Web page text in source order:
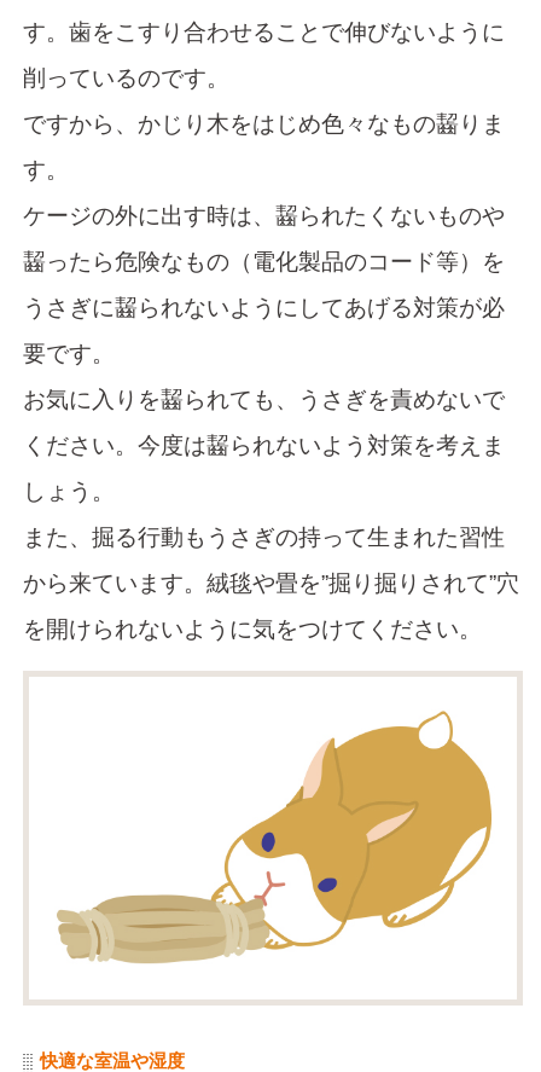
す。歯をこすり合わせることで伸びないように
削っているのです。
ですから、かじり木をはじめ色々なもの齧りま
す。
ケージの外に出す時は、齧られたくないものや
齧ったら危険なもの（電化製品のコード等）を
うさぎに齧られないようにしてあげる対策が必
要です。
お気に入りを齧られても、うさぎを責めないで
ください。今度は齧られないよう対策を考えま
しょう。
また、掘る行動もうさぎの持って生まれた習性
から来ています。絨毯や畳を”掘り掘りされて”穴
を開けられないように気をつけてください。
快適な室温や湿度